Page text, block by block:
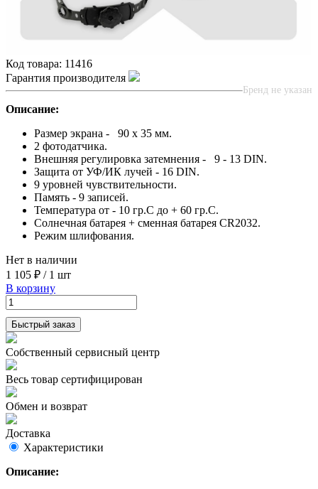
Код товара: 11416
Гарантия производителя
Бренд не указан
Описание:
Размер экрана - 90 х 35 мм.
2 фотодатчика.
Внешняя регулировка затемнения - 9 - 13 DIN.
Защита от УФ/ИК лучей - 16 DIN.
9 уровней чувствительности.
Память - 9 записей.
Температура от - 10 гр.С до + 60 гр.С.
Солнечная батарея + сменная батарея CR2032.
Режим шлифования.
Нет в наличии
1 105 ₽ / 1 шт
В корзину
Быстрый заказ
Собственный сервисный центр
Весь товар сертифицирован
Обмен и возврат
Доставка
Характеристики
Описание: